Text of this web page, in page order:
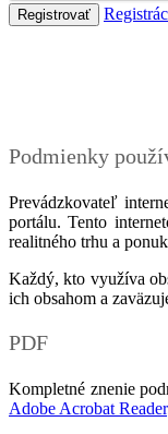
Podmienky
Prevádzkovateľ
portálu. Tento
realitného trhu a
Každý, kto využíva
ich obsahom a
PDF
Kompletné znenie
Adobe Acrobat Reader